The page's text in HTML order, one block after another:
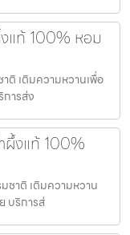
แท้ 100% หอม
ติ เติมความหวานเพื่อ
ารส่ง
ผึ้งแท้ 100%
ชาติ เติมความหวาน
บริการส่